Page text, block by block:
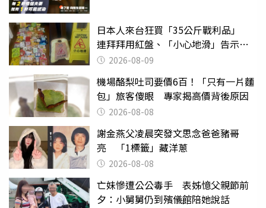
日本人來台狂買「35公斤戰利品」
連拜拜用紅盤、「小心地滑」告示牌
也帶回家
2026-08-09
機場酪梨吐司要價6百！「只有一片麵
包」旅客傻眼 專家揭高價背後原因
2026-08-08
謝金燕父凌晨突發文思念爸爸豬哥
亮 「1標籤」藏洋蔥
2026-08-08
亡妹慘遭公公毒手 表姊憶父親節前
夕：小舅舅仍到殯儀館陪她說話